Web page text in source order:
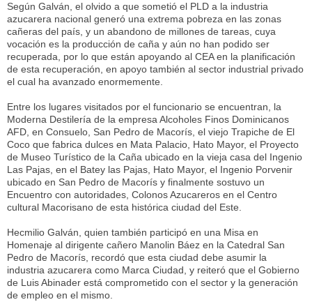
Según Galván, el olvido a que sometió el PLD a la industria
azucarera nacional generó una extrema pobreza en las zonas
cañeras del país, y un abandono de millones de tareas, cuya
vocación es la producción de caña y aún no han podido ser
recuperada, por lo que están apoyando al CEA en la planificación
de esta recuperación, en apoyo también al sector industrial privado
el cual ha avanzado enormemente.
Entre los lugares visitados por el funcionario se encuentran, la
Moderna Destilería de la empresa Alcoholes Finos Dominicanos
AFD, en Consuelo, San Pedro de Macorís, el viejo Trapiche de El
Coco que fabrica dulces en Mata Palacio, Hato Mayor, el Proyecto
de Museo Turístico de la Caña ubicado en la vieja casa del Ingenio
Las Pajas, en el Batey las Pajas, Hato Mayor, el Ingenio Porvenir
ubicado en San Pedro de Macorís y finalmente sostuvo un
Encuentro con autoridades, Colonos Azucareros en el Centro
cultural Macorisano de esta histórica ciudad del Este.
Hecmilio Galván, quien también participó en una Misa en
Homenaje al dirigente cañero Manolin Báez en la Catedral San
Pedro de Macorís, recordó que esta ciudad debe asumir la
industria azucarera como Marca Ciudad, y reiteró que el Gobierno
de Luis Abinader está comprometido con el sector y la generación
de empleo en el mismo.